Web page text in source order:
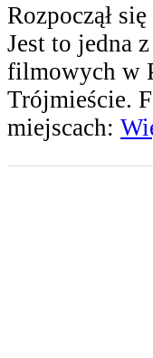
Rozpoczął
Jest to jedna
filmowych w
Trójmieście.
miejscach: